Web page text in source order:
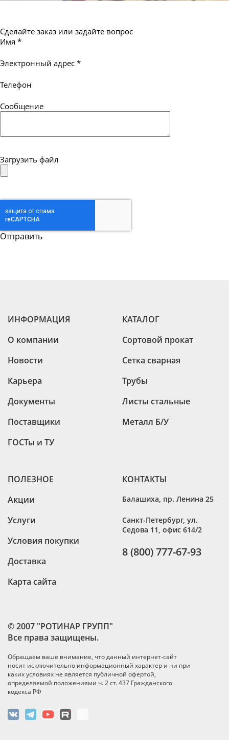
Сделайте заказ или задайте вопрос
Имя *
Электронный адрес *
Телефон
Сообщение
Загрузить файл
© 2007 "РОТИНАР ГРУПП"
Все права защищены.
Обращаем ваше внимание, что данный интернет-сайт
носит исключительно информационный характер и ни при
каких условиях не является публичной офертой,
определяемой положениями ч. 2 ст. 437 Гражданского
кодекса РФ
ИНФОРМАЦИЯ
О компании
Новости
Карьера
Документы
Поставщики
ГОСТы и ТУ
КАТАЛОГ
Сортовой прокат
Сетка сварная
Трубы
Листы стальные
Металл Б/У
ПОЛЕЗНОЕ
Акции
Услуги
Условия покупки
Доставка
Карта сайта
КОНТАКТЫ
Балашиха пр. Ленина 25
Санкт-Петербург, ул.
Седова 11, офис 614/2
8 (800) 777-67-93